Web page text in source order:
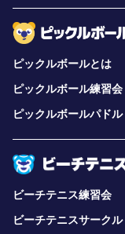
ピックルボールとは
ピックルボール練習会
ピックルボールパドル
ビーチテニス練習会
ビーチテニスサークル